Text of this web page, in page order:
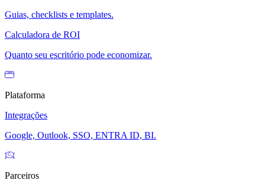
Guias, checklists e templates.
Calculadora de ROI
Quanto seu escritório pode economizar.
Plataforma
Integrações
Google, Outlook, SSO, ENTRA ID, BI.
Parceiros